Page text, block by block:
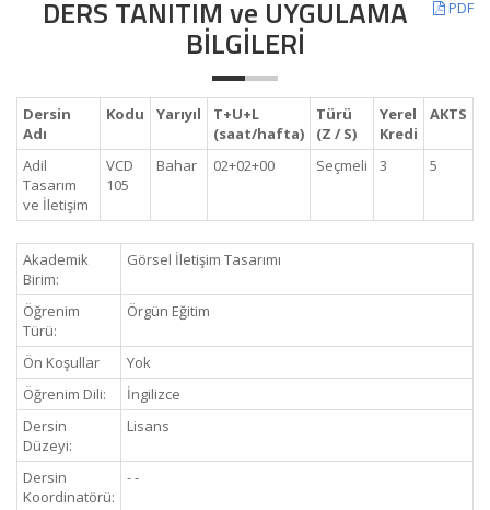
PDF
DERS TANITIM ve UYGULAMA
BİLGİLERİ
Dersin
Adı
Kodu Yarıyıl
T+U+L
(saat/hafta)
Türü
(Z / S)
Yerel
Kredi
AKTS
Adil
Tasarım
ve İletişim
VCD
105
Bahar 02+02+00 Seçmeli 3 5
Akademik
Birim:
Görsel İletişim Tasarımı
Öğrenim
Türü:
Örgün Eğitim
Ön Koşullar
Yok
Öğrenim Dili:
İngilizce
Dersin
Düzeyi:
Lisans
Dersin
Koordinatörü:
- -